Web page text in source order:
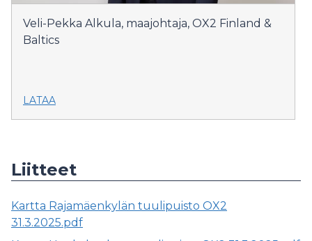
Veli-Pekka Alkula, maajohtaja, OX2 Finland &
Baltics
LATAA
Liitteet
Kartta Rajamäenkylän tuulipuisto OX2
31.3.2025.pdf